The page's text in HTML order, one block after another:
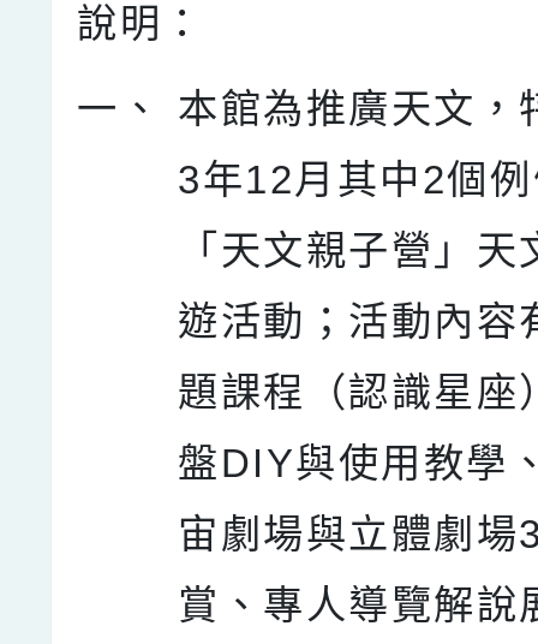
說明：
一、
本館為推廣天文，
3年12月其中2個
「天文親子營」
遊活動；活動內容
題課程（認識星座
盤DIY與使用教學
宙劇場與立體劇場
賞、專人導覽解說